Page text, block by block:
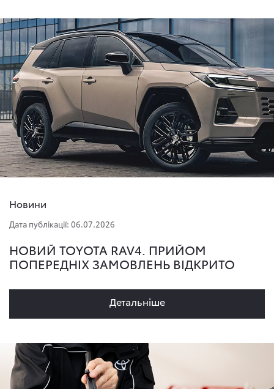
Новини
Дата публікації: 06.07.2026
НОВИЙ TOYOTA RAV4. ПРИЙОМ
ПОПЕРЕДНІХ ЗАМОВЛЕНЬ ВІДКРИТО
Детальнiше